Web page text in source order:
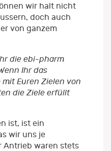
wir halt nicht
doch auch
von ganzem
die ebi-pharm
Ihr das
Euren Zielen von
die Ziele erfüllt
ist, ist ein
wir uns je
Antrieb waren stets